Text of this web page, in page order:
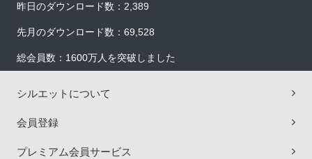
昨日のダウンロード数：2,389
先月のダウンロード数：69,528
総会員数：1600万人を突破しました
シルエットについて
会員登録
プレミアム会員サービス